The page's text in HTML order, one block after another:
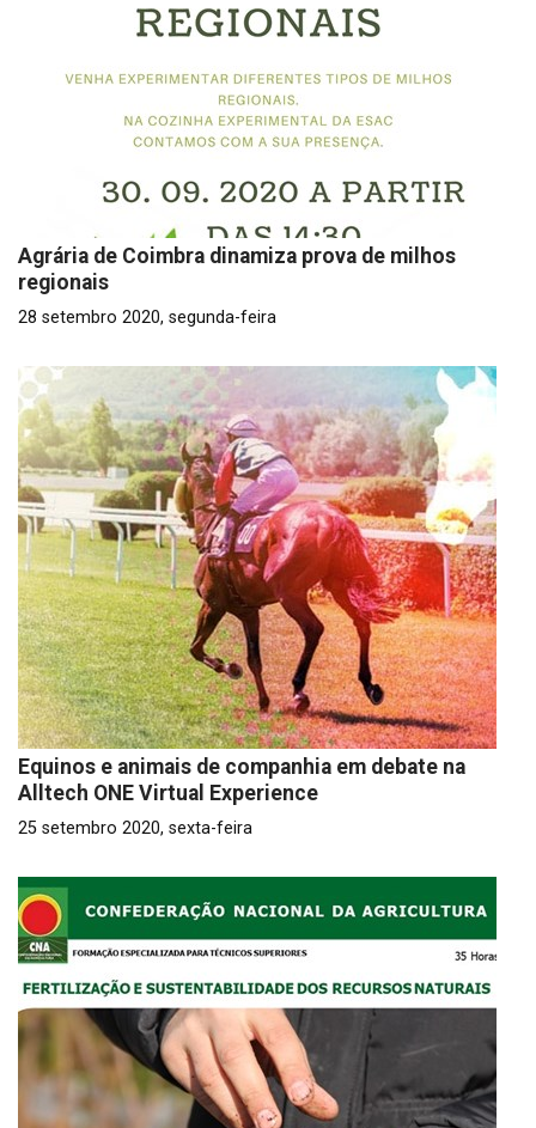
Agrária de Coimbra dinamiza prova de milhos
regionais
28 setembro 2020, segunda-feira
Equinos e animais de companhia em debate na
Alltech ONE Virtual Experience
25 setembro 2020, sexta-feira